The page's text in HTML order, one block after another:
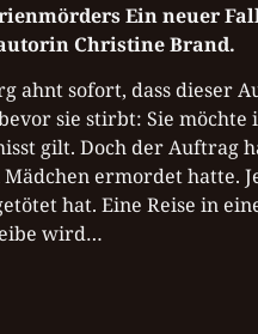
Ein neuer
Christine Brand.
ahnt sofort, dass dieser
sie stirbt: Sie
gilt. Doch der
ermordet hatte.
hat. Eine Reise in
wird…